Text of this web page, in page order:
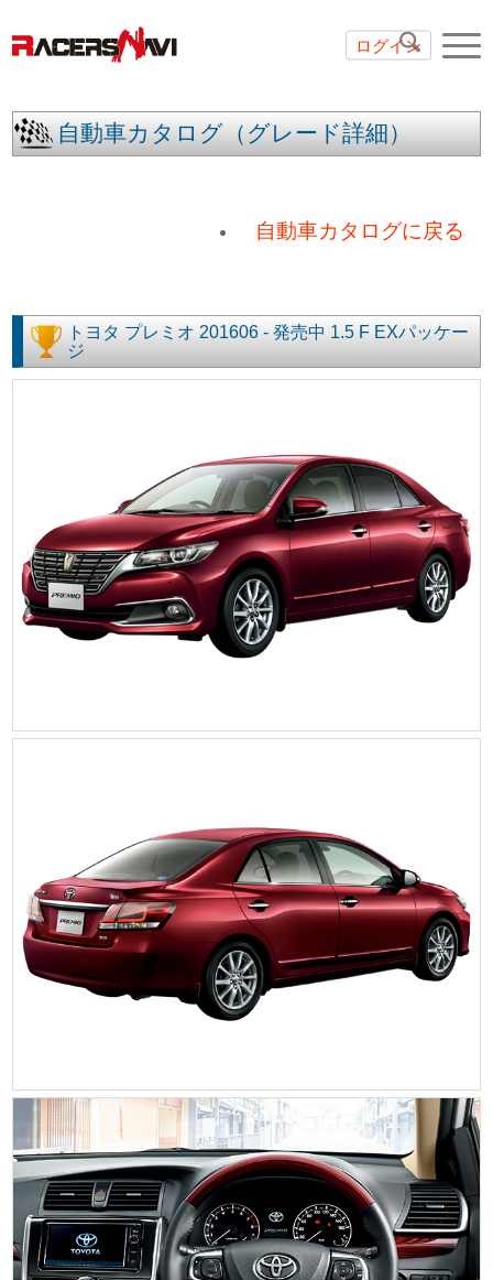
ログイン
自動車カタログ（グレード詳細）
自動車カタログに戻る
トヨタ プレミオ 201606 - 発売中 1.5 F EXパッケー
ジ